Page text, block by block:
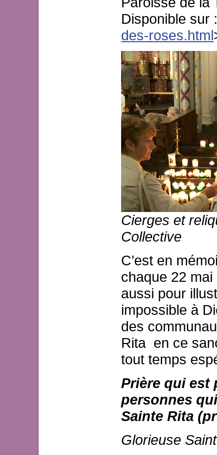
Disponible sur
des-roses.html
Cierges et
Collective
C’est en
chaque 22
aussi pour
impossible à
des
Rita en ce
tout temps
Prière qui est
personnes
Sainte Rita
Glorieuse